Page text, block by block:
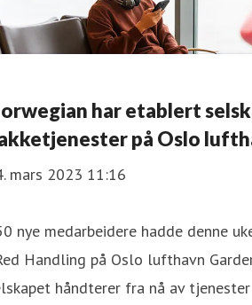
har etablert
på Oslo
mars 2023 11:16
nye medarbeidere hadde denne
Handling på Oslo lufthavn
håndterer fra nå av tjenester